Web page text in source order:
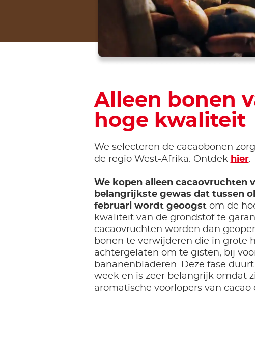
Alleen bonen
hoge kwaliteit
We selecteren de cacaobonen
de regio West-Afrika. Ontdek hier.
We kopen alleen cacaovruchten
belangrijkste gewas dat tussen
februari wordt geoogstom de
kwaliteit van de grondstof te
cacaovruchten worden dan
bonen te verwijderen die in grote
achtergelaten om te gisten, bij
bananenbladeren. Deze fase
week en is zeer belangrijk omdat
aromatische voorlopers van